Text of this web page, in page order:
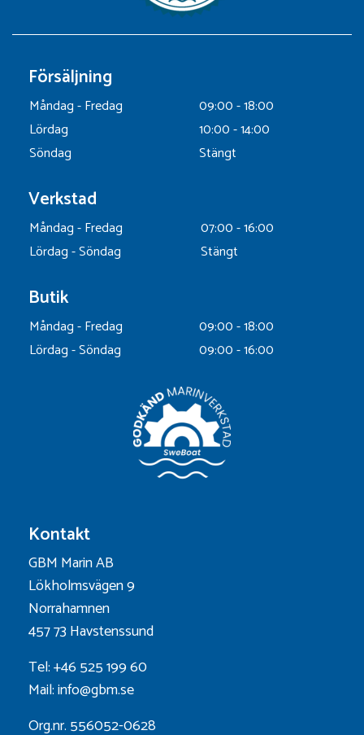
Försäljning
Måndag - Fredag
09:00 - 18:00
Lördag
10:00 - 14:00
Söndag
Stängt
Verkstad
Måndag - Fredag
07:00 - 16:00
Lördag - Söndag
Stängt
Butik
Måndag - Fredag
09:00 - 18:00
Lördag - Söndag
09:00 - 16:00
Kontakt
GBM Marin AB
Lökholmsvägen 9
Norrahamnen
457 73 Havstenssund
Tel: +46 525 199 60
Mail: info@gbm.se
Org.nr. 556052-0628